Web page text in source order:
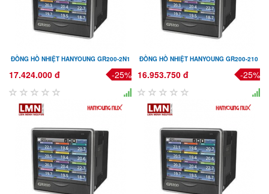
ĐỒNG HỒ NHIỆT HANYOUNG GR200-2N1
17.424.000 đ -25%
ĐỒNG HỒ NHIỆT HANYOUNG GR200-210
16.953.750 đ -25%